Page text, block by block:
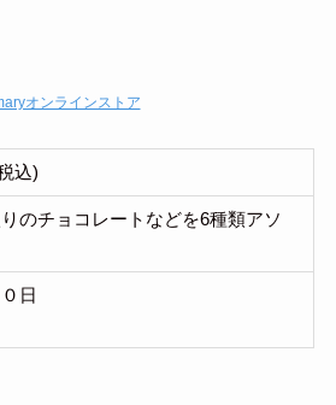
オンラインストア
込)
のチョコレートなどを6種類アソ
日